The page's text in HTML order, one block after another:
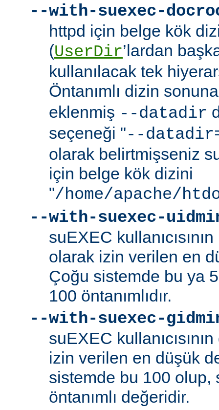
--with-suexec-
httpd için belge kök
(UserDir’lardan
kullanılacak tek
Öntanımlı dizin
eklenmiş --datadir
seçeneği "--
olarak belirtmişseniz
için belge kök dizini
"/home/apache/
--with-suexec-
suEXEC
olarak izin verilen en
Çoğu sistemde bu ya
100 öntanımlıdır.
--with-suexec-
suEXEC
izin verilen en düşük
sistemde bu 100 olup,
öntanımlı değeridir.